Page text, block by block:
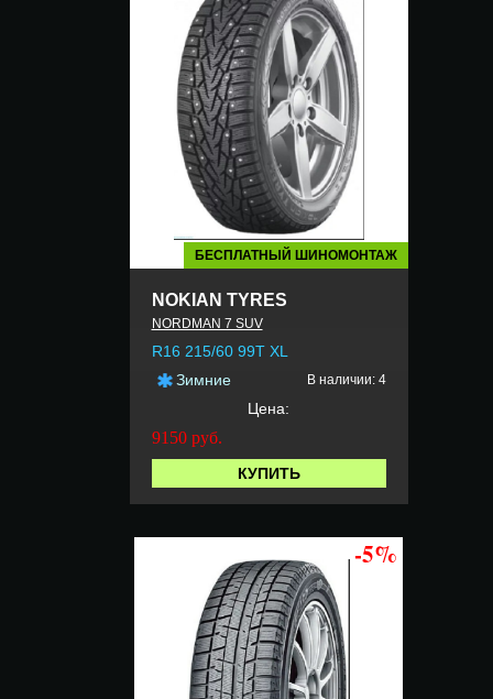
БЕСПЛАТНЫЙ ШИНОМОНТАЖ
NOKIAN TYRES
NORDMAN 7 SUV
R16 215/60 99T XL
Зимние
В наличии: 4
Цена:
9150 руб.
КУПИТЬ
-5%